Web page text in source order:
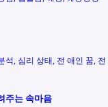
석 심리 상태 전 애인 꿈 전
주는 속마음